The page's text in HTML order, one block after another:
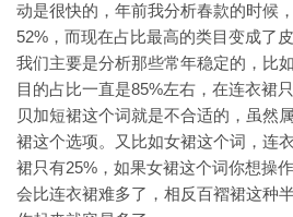
动是很快的，年前我分析春款的时候
52%，而现在占比最高的类目变成了
我们主要是分析那些常年稳定的，比
目的占比一直是85%左右，在连衣裙
贝加短裙这个词就是不合适的，虽然
裙这个选项。又比如女裙这个词，连
裙只有25%，如果女裙这个词你想操
会比连衣裙难多了，相反百褶裙这种